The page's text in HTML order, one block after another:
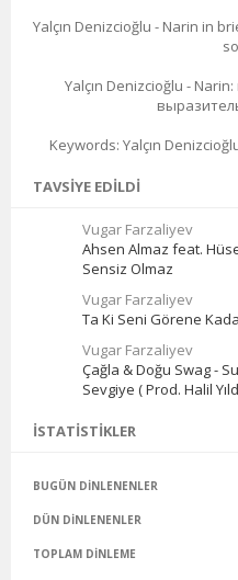
Yalçın Denizcioğlu - Narin in
Yalçın Denizcioğlu -
Keywords: Yalçın
TAVSIYE EDILDI
Vugar Farzaliyev
Ahsen Almaz feat.
Sensiz Olmaz
Vugar Farzaliyev
Ta Ki Seni Görene
Vugar Farzaliyev
Çağla & Doğu Swag -
Sevgiye ( Prod. Halil
İSTATISTIKLER
BUGÜN DINLENENLER
DÜN DINLENENLER
TOPLAM DINLEME